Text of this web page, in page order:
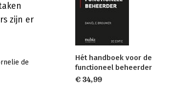
zijn er
de
Hét handboek voor de
functioneel beheerder
€ 34,99